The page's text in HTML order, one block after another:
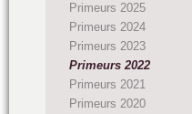
Primeurs 2025
Primeurs 2024
Primeurs 2023
Primeurs 2022
Primeurs 2021
Primeurs 2020